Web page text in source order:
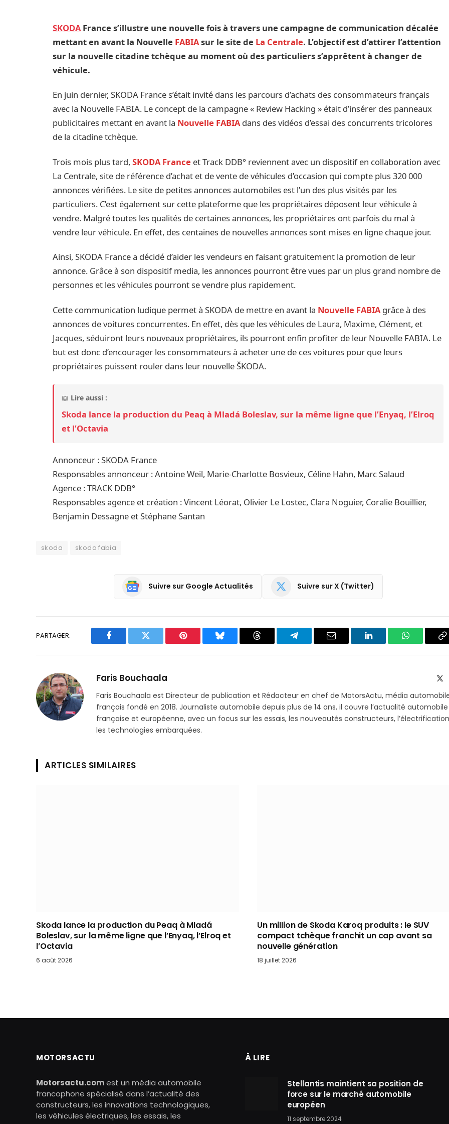
SKODAFrance s’illustre une nouvelle fois à travers une campagne de communication décalée
mettant en avant la Nouvelle FABIAsur le site de La Centrale. L’objectif est d’attirer l’attention
sur la nouvelle citadine tchèque au moment où des particuliers s’apprêtent à changer de
véhicule.
En juin dernier, SKODA France s’était invité dans les parcours d’achats des consommateurs français
avec la Nouvelle FABIA. Le concept de la campagne « Review Hacking » était d’insérer des panneaux
publicitaires mettant en avant la Nouvelle FABIAdans des vidéos d’essai des concurrents tricolores
de la citadine tchèque.
Trois mois plus tard,SKODA France et Track DDB° reviennent avec un dispositif en collaboration avec
La Centrale, site de référence d’achat et de vente de véhicules d’occasion qui compte plus 320 000
annonces vérifiées. Le site de petites annonces automobiles est l’un des plus visités par les
particuliers. C’est également sur cette plateforme que les propriétaires déposent leur véhicule à
vendre. Malgré toutes les qualités de certaines annonces, les propriétaires ont parfois du mal à
vendre leur véhicule. En effet, des centaines de nouvelles annonces sont mises en ligne chaque jour.
Ainsi, SKODA France a décidé d’aider les vendeurs en faisant gratuitement la promotion de leur
annonce. Grâce à son dispositif media, les annonces pourront être vues par un plus grand nombre de
personnes et les véhicules pourront se vendre plus rapidement.
Cette communication ludique permet à SKODA de mettre en avant la Nouvelle FABIAgrâce à des
annonces de voitures concurrentes. En effet, dès que les véhicules de Laura, Maxime, Clément, et
Jacques, séduiront leurs nouveaux propriétaires, ils pourront enfin profiter de leur Nouvelle FABIA. Le
but est donc d’encourager les consommateurs à acheter une de ces voitures pour que leurs
propriétaires puissent rouler dans leur nouvelle ŠKODA.
📖 Lire aussi :
Skoda lance la production du Peaq à Mladá Boleslav, sur la même ligne que l’Enyaq, l’Elroq
et l’Octavia
Annonceur : SKODA France
Responsables annonceur : Antoine Weil, Marie-Charlotte Bosvieux, Céline Hahn, Marc Salaud
Agence : TRACK DDB°
Responsables agence et création : Vincent Léorat, Olivier Le Lostec, Clara Noguier, Coralie Bouillier,
Benjamin Dessagne et Stéphane Santan
skoda skoda fabia
Suivre sur Google Actualités Suivre sur X (Twitter)
PARTAGER.
Facebook Twitter Pinterest Bluesky Threads
Partager
Email LinkedIn WhatsApp
Faris Bouchaala
Faris Bouchaala est Directeur de publication et Rédacteur en chef de MotorsActu, média
français fondé en 2018. Journaliste automobile depuis plus de 14 ans, il couvre l’actualité automobile
française et européenne, avec un focus sur les essais, les nouveautés constructeurs,
les technologies embarquées.
ARTICLES SIMILAIRES
Skoda lance la production du Peaq à Mladá
Boleslav, sur la même ligne que l’Enyaq, l’Elroq et
l’Octavia
6 août 2026
Un million de Skoda Karoq produits : le SUV
compact tchèque franchit un cap avant sa
nouvelle génération
18 juillet 2026
MOTORSACTU
Motorsactu.comest un média automobile
francophone spécialisé dans l’actualité des
constructeurs, les innovations technologiques,
les véhicules électriques, les essais, les
À LIRE
Stellantis maintient sa position de
force sur le marché automobile
européen
11 septembre 2024